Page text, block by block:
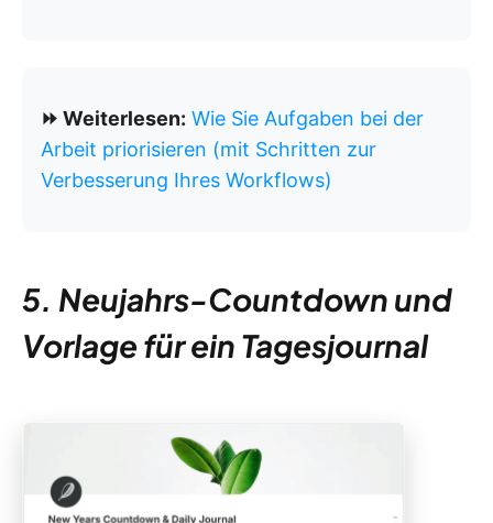
⏩ Weiterlesen: Wie Sie Aufgaben bei der
Arbeit priorisieren (mit Schritten zur
Verbesserung Ihres Workflows)
5. Neujahrs-Countdown und
Vorlage für ein Tagesjournal